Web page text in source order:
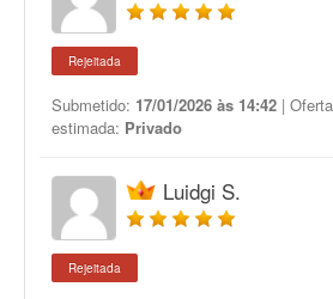
Rejeitada
Submetido: 17/01/2026 às 14:42 |
estimada: Privado
Luidgi S.
Rejeitada